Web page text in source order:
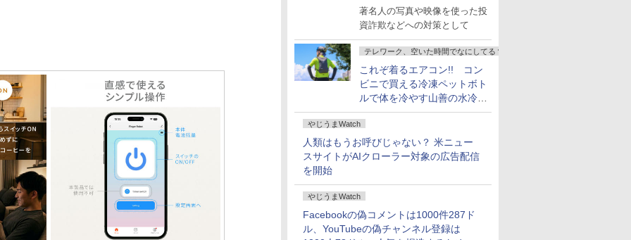
し詐欺広告」対策強化を要請
著名人の写真や映像を使った投
資詐欺などへの対策として
テレワーク、空いた時間でなにしてる？
これぞ着るエアコン!! コン
ビニで買える冷凍ペットボト
ルで体を冷やす山善の水冷ベ
ストがロードバイクにちょう
どいい【ぼっち・ざ・ろー
ど！その14】
やじうまWatch
人類はもうお呼びじゃない？ 米ニュー
スサイトがAIクローラー対象の広告配信
を開始
やじうまWatch
Facebookの偽コメントは1000件287ド
ル、YouTubeの偽チャンネル登録は